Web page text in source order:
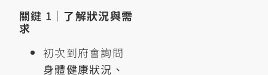
關鍵 1｜ 了解狀況與需
求
初次到府會詢問
身體健康狀況、